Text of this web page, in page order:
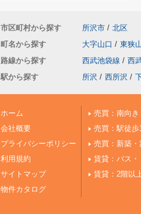
市区町村から探す 所沢市 / 北区
町名から探す
大字山口 / 東狭
路線から探す
西武池袋線 / 西
駅から探す
所沢 / 西所沢 /
ホーム
会社概要
プライバシーポリシー
利用規約
サイトマップ
物件カタログ
売買：南向き
売買：駅徒歩
売買：新築・
賃貸：バス・
賃貸：2階以